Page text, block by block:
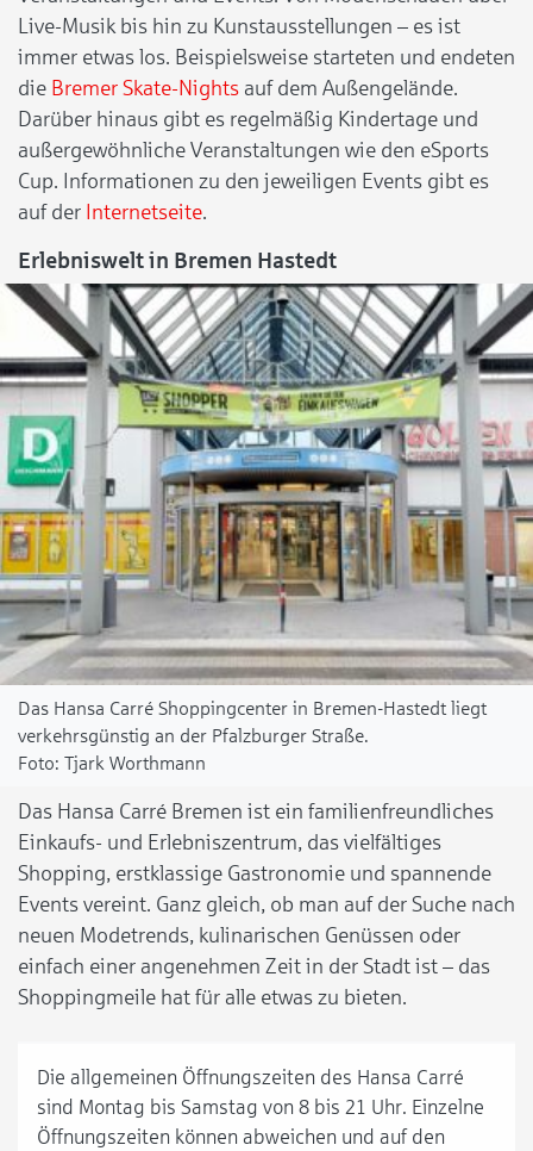
Live-Musik bis hin zu Kunstausstellungen – es ist
immer etwas los. Beispielsweise starteten und endeten
die Bremer Skate-Nights auf dem Außengelände.
Darüber hinaus gibt es regelmäßig Kindertage und
außergewöhnliche Veranstaltungen wie den eSports
Cup. Informationen zu den jeweiligen Events gibt es
auf der Internetseite.
Erlebniswelt in Bremen Hastedt
Das Hansa Carré Shoppingcenter in Bremen-Hastedt liegt
verkehrsgünstig an der Pfalzburger Straße.
Tjark Worthmann
Das Hansa Carré Bremen ist ein familienfreundliches
Einkaufs- und Erlebniszentrum, das vielfältiges
Shopping, erstklassige Gastronomie und spannende
Events vereint. Ganz gleich, ob man auf der Suche nach
neuen Modetrends, kulinarischen Genüssen oder
einfach einer angenehmen Zeit in der Stadt ist – das
Shoppingmeile hat für alle etwas zu bieten.
Die allgemeinen Öffnungszeiten des Hansa Carré
sind Montag bis Samstag von 8 bis 21 Uhr. Einzelne
Öffnungszeiten können abweichen und auf den